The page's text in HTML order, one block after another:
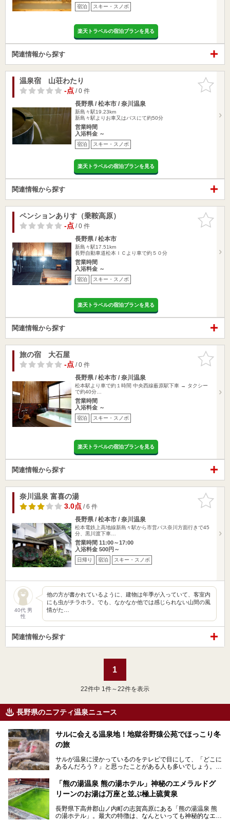
宿泊 スキー・スノボ
楽天トラベルの宿泊プランを見る
関連情報から探す
お気に入
りに追加
温泉宿 山荘わたり
-点/ 0 件
長野県 / 松本市 / 奈川温泉
新島々駅19.23km
新島々駅よりお車又はバスにて約50分
営業時間
入浴料金 ～
宿泊 スキー・スノボ
楽天トラベルの宿泊プランを見る
関連情報から探す
お気に入
りに追加
ペンションありす（乗鞍高原）
-点/ 0 件
長野県 / 松本市
新島々駅17.51km
長野自動車道松本ＩＣより車で約５０分
営業時間
入浴料金 ～
宿泊 スキー・スノボ
楽天トラベルの宿泊プランを見る
関連情報から探す
お気に入
りに追加
旅の宿 大石屋
-点/ 0 件
長野県 / 松本市 / 奈川温泉
松本駅より車で約１時間 中央西線薮原駅下車 → タクシー
で約40分…
営業時間
入浴料金 ～
宿泊 スキー・スノボ
楽天トラベルの宿泊プランを見る
関連情報から探す
お気に入
りに追加
奈川温泉 富喜の湯
3.0点/ 6 件
長野県 / 松本市 / 奈川温泉
松本電鉄上高地線新島々駅から市営バス奈川方面行きで45
分、黒川渡下車…
営業時間 11:00～17:00
入浴料金 500円～
日帰り 宿泊 スキー・スノボ
40代 男
性
他の方が書かれているように、建物は年季が入っていて、客室内
にも虫がチラホラ。でも、なかなか他では感じられない山間の風
情がた…
関連情報から探す
1
22件中 1件～22件を表示
長野県のニフティ温泉ニュース
サルに会える温泉地！地獄谷野猿公苑でほっこり冬
の旅
サルが温泉に浸かっているのをテレビで目にして、「どこに
あるんだろう？」と思ったことがある人も多いでしょう。
この微笑ましい光景は、長野県にある「地獄谷野猿公苑」で
見られるもので、野生のサルが雪景色の中で温泉に浸かる姿
を間近で観察できます。
本記事では、地獄谷野猿公苑の魅力や見どころ、サルと温泉
との関係性、地獄谷周辺の観光スポットについて紹介しま
「熊の湯温泉 熊の湯ホテル」神秘のエメラルドグ
リーンのお湯は万座と並ぶ極上硫黄泉
長野県下高井郡山ノ内町の志賀高原にある「熊の湯温泉 熊
の湯ホテル」。最大の特徴は、なんといっても神秘的なエメ